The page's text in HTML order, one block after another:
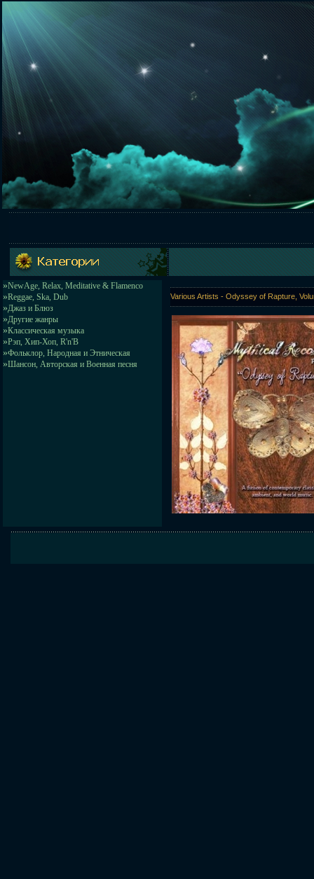
»NewAge, Relax, Meditative & Flamenco
»Reggae, Ska, Dub
»Джаз и Блюз
»Другие жанры
»Классическая музыка
»Рэп, Хип-Хоп, R'n'B
»Фольклор, Народная и Этническая
»Шансон, Авторская и Военная песня
Various Artists - Odyssey of Rapture,